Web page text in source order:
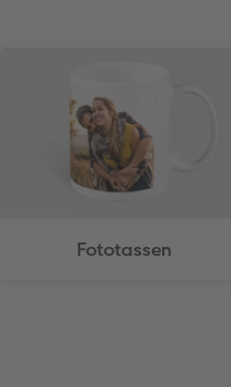
Fototassen